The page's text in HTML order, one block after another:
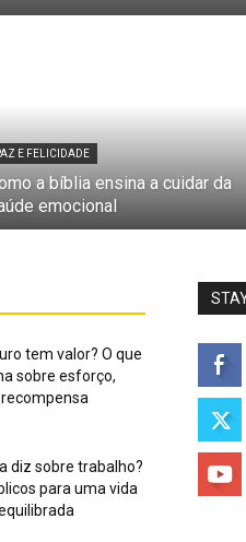
E FELICIDADE
a bíblia ensina a cuidar da
emocional
tem valor? O que
sobre esforço,
diz sobre trabalho?
para uma vida